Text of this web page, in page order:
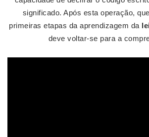
significado. Após esta operação,
primeiras etapas da aprendizagem da
deve voltar-se para a